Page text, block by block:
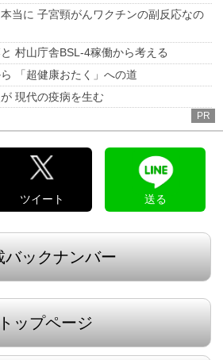
当に 子宮頸がんワクチンの副反応なの
村山庁舎BSL-4稼働から考える
「超健康おたく」への道
現代の疫病を生む
PR
ツイート 送る
バックナンバー
トップページ